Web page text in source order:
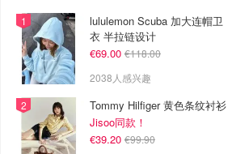
lululemon Scuba 加大连帽卫
衣 半拉链设计
€69.00 €118.00
2038人感兴趣
Tommy Hilfiger 黄色条纹衬衫
Jisoo同款！
€39.20 €99.90